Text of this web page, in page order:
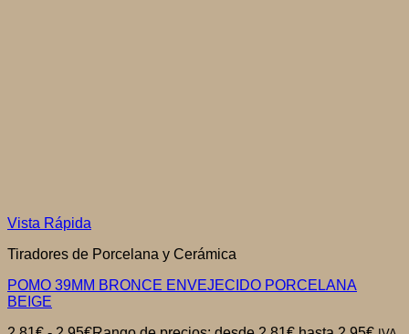
Vista Rápida
Tiradores de Porcelana y Cerámica
POMO 39MM BRONCE ENVEJECIDO PORCELANA
BEIGE